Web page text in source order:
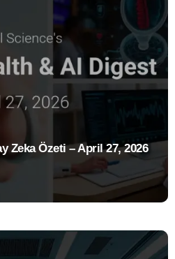
Zeka Özeti – April 27, 2026
1